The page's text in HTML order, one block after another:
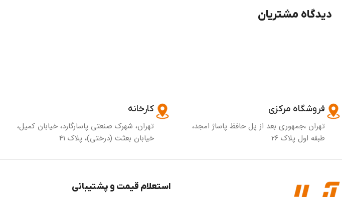
دیدگاه مشتریان
فروشگاه مرکزی
تهران ،جمهوری بعد از پل حافظ پاساژ امجد،
طبقه اول پلاک ۲۶
کارخانه
تهران، شهرک صنعتی پاسارگارد، خیابان کمیل،
خیابان بعثت (درختی)، پلاک 41
استعلام قیمت و پشتیبانی